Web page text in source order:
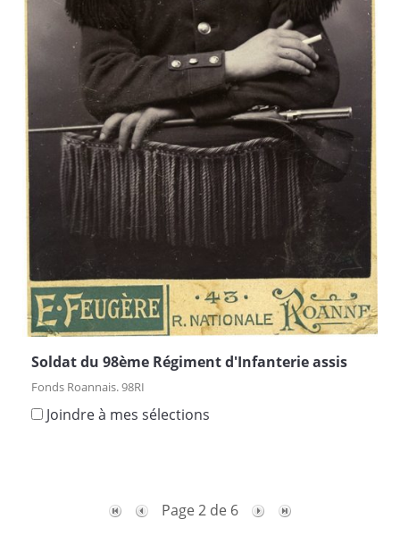
Soldat du 98ème Régiment d'Infanterie assis
Fonds Roannais. 98RI
Joindre à mes sélections
Page 2 de 6